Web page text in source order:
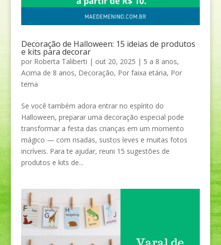
Decoração de Halloween: 15 ideias de produtos
e kits para decorar
por Roberta Taliberti | out 20, 2025 | 5 a 8 anos,
Acima de 8 anos, Decoração, Por faixa etária, Por
tema
Se você também adora entrar no espírito do
Halloween, preparar uma decoração especial pode
transformar a festa das crianças em um momento
mágico — com risadas, sustos leves e muitas fotos
incríveis. Para te ajudar, reuni 15 sugestões de
produtos e kits de...